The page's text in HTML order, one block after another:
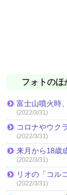
フォトのほ
富士山噴火時
(2022/3/31)
コロナやウク
(2022/3/31)
来月から18歳
(2022/3/31)
リオの「コル
(2022/3/31)